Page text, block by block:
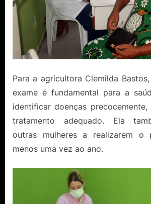
Para a agricultora Clemilda
exame é fundamental para a
identificar doenças
tratamento adequado. Ela
outras mulheres a realizarem o
menos uma vez ao ano.